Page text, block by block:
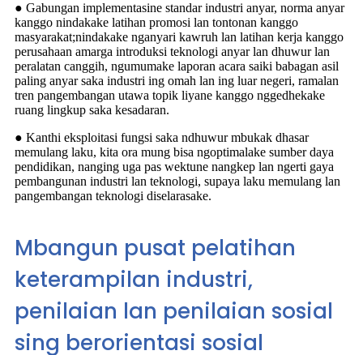
● Gabungan implementasine standar industri anyar, norma anyar
kanggo nindakake latihan promosi lan tontonan kanggo
masyarakat;nindakake nganyari kawruh lan latihan kerja kanggo
perusahaan amarga introduksi teknologi anyar lan dhuwur lan
peralatan canggih, ngumumake laporan acara saiki babagan asil
paling anyar saka industri ing omah lan ing luar negeri, ramalan
tren pangembangan utawa topik liyane kanggo nggedhekake
ruang lingkup saka kesadaran.
● Kanthi eksploitasi fungsi saka ndhuwur mbukak dhasar
memulang laku, kita ora mung bisa ngoptimalake sumber daya
pendidikan, nanging uga pas wektune nangkep lan ngerti gaya
pembangunan industri lan teknologi, supaya laku memulang lan
pangembangan teknologi diselarasake.
Mbangun pusat pelatihan
keterampilan industri,
penilaian lan penilaian sosial
sing berorientasi sosial